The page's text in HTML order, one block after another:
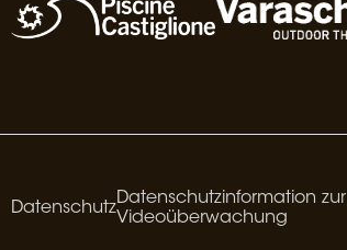
Datenschutz
Datenschutzinformation zur
Videoüberwachung